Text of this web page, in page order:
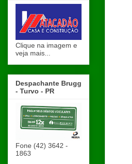
Clique na imagem e
veja mais...
Despachante Brugg
- Turvo - PR
Fone (42) 3642 -
1863